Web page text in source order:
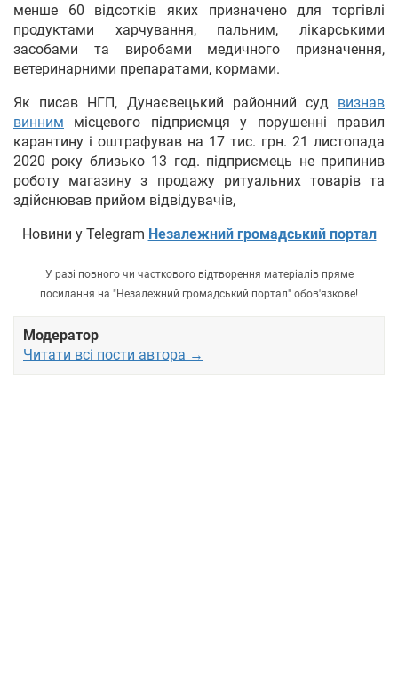
менше 60 відсотків яких призначено для торгівлі
продуктами харчування, пальним, лікарськими
засобами та виробами медичного призначення,
ветеринарними препаратами, кормами.
Як писав НГП, Дунаєвецький районний суд визнав
винним місцевого підприємця у порушенні правил
карантину і оштрафував на 17 тис. грн. 21 листопада
2020 року близько 13 год. підприємець не припинив
роботу магазину з продажу ритуальних товарів та
здійснював прийом відвідувачів,
Новини у Telegram Незалежний громадський портал
У разі повного чи часткового відтворення матеріалів пряме
посилання на "Незалежний громадський портал" обов'язкове!
Модератор
Читати всі пости автора →